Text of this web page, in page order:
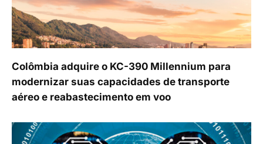
Colômbia adquire o KC-390 Millennium para
modernizar suas capacidades de transporte
aéreo e reabastecimento em voo